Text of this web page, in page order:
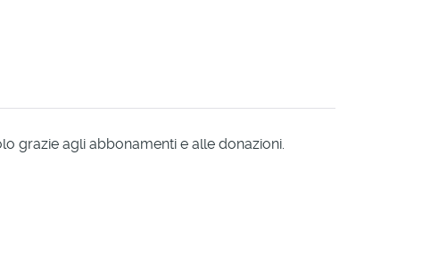
grazie agli abbonamenti e alle donazioni.